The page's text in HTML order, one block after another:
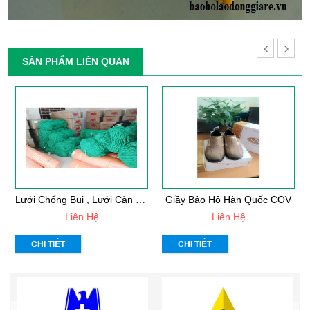
SẢN PHẨM LIÊN QUAN
L
Ưới Chống Bụi , Lưới Cản Vật Rơi
Liên Hệ
CHI TIẾT
Giầy Bảo Hộ Hàn Quốc COV
Liên Hệ
CHI TIẾT